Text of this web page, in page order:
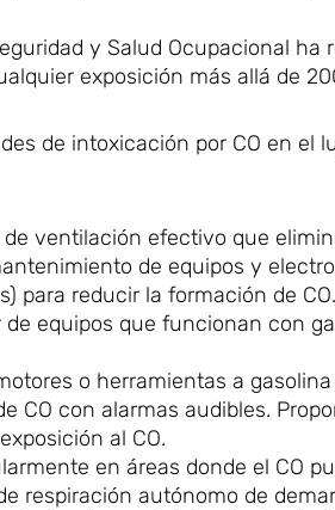
y Salud Ocupacional
exposición más allá de
de intoxicación por CO en
ventilación efectivo que
de equipos y
para reducir la formación de CO.
de equipos que funcionan con
o herramientas a
CO con alarmas audibles.
al CO.
en áreas donde el CO
respiración autónomo de